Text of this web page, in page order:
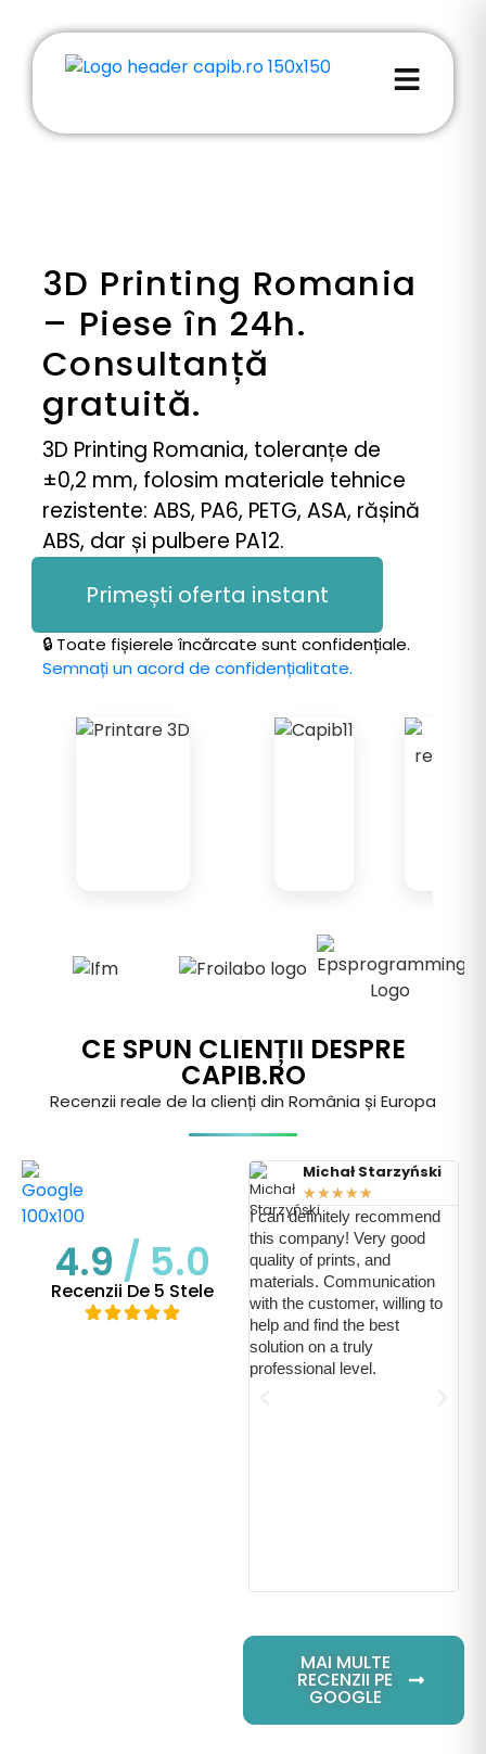
3D Printing Romania
– Piese în 24h.
Consultanță
gratuită.
3D Printing Romania, toleranțe de
±0,2 mm, folosim materiale tehnice
rezistente: ABS, PA6, PETG, ASA, rășină
ABS, dar și pulbere PA12.
Primești oferta instant
🔒 Toate fișierele încărcate sunt confidențiale.
Semnați un acord de confidențialitate.
CE SPUN CLIENȚII DESPRE
CAPIB.RO
Recenzii reale de la clienți din România și Europa
4.9 / 5.0
Recenzii De 5 Stele
Michał Starzyński
★★★★★
I can definitely recommend
this company! Very good
quality of prints, and
materials. Communication
with the customer, willing to
help and find the best
solution on a truly
professional level.
MAI MULTE
RECENZII PE
GOOGLE